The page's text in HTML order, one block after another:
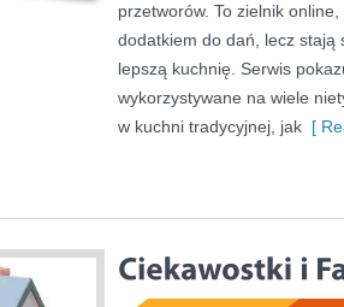
przetworów. To zielnik
dodatkiem do dań, lecz stają
lepszą kuchnię. Serwis
wykorzystywane na wiele
w kuchni tradycyjnej, jak [